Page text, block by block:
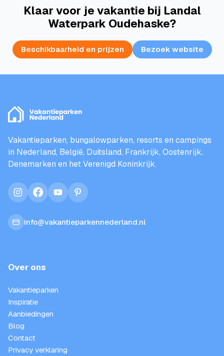
Klaar voor je vakantie bij Landal
Waterpark Oudehaske?
Beschikbaarheid en prijzen Bezoek website
Vakantieparken, bungalowparken, resorts en campings
in Nederland, België, Duitsland, Frankrijk, Oostenrijk,
Denemarken en het Verenigd Koninkrijk.
instagramfacebookyoutubepinterest
info@vakantieparkennederland.nl
Over ons
Vakantieparken
Inspiratie
Aanbiedingen
Blog
Contact
Privacy verklaring